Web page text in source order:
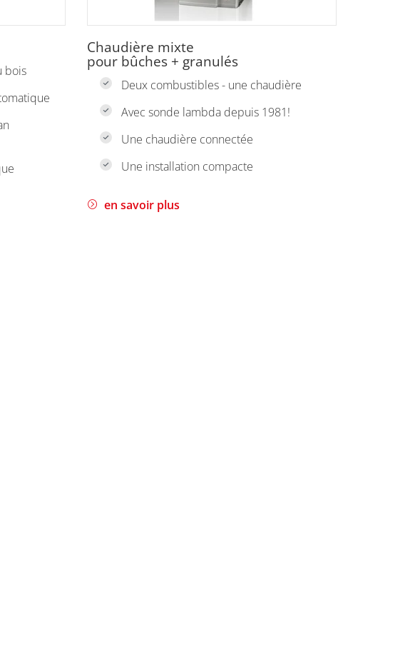
bois
Chaudière mixte
pour bûches + granulés
Deux combustibles - une chaudière
Avec sonde lambda depuis 1981!
Une chaudière connectée
Une installation compacte
en savoir plus